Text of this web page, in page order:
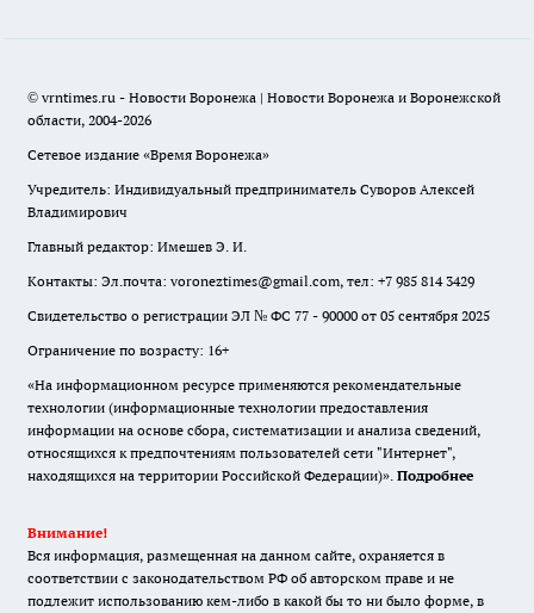
© vrntimes.ru - Новости Воронежа | Новости Воронежа и Воронежской
области, 2004-2026
Сетевое издание «Время Воронежа»
Учредитель: Индивидуальный предприниматель Суворов Алексей
Владимирович
Главный редактор: Имешев Э. И.
Контакты: Эл.почта: voroneztimes@gmail.com, тел: +7 985 814 3429
Свидетельство о регистрации ЭЛ № ФС 77 - 90000 от 05 сентября 2025
Ограничение по возрасту: 16+
«На информационном ресурсе применяются рекомендательные
технологии (информационные технологии предоставления
информации на основе сбора, систематизации и анализа сведений,
относящихся к предпочтениям пользователей сети "Интернет",
находящихся на территории Российской Федерации)». Подробнее
Внимание!
Вся информация, размещенная на данном сайте, охраняется в
соответствии с законодательством РФ об авторском праве и не
подлежит использованию кем-либо в какой бы то ни было форме, в